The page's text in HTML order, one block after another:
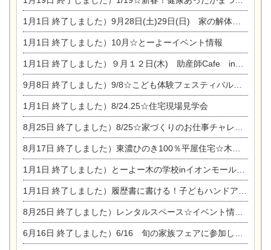
1月1日 終了しました）9月28日(土)29日(日) 家の解体なんでも相談会
1月1日 終了しました）10月☆とーよーイベント情報
1月1日 終了しました）９月１２日(木) 助産師Cafe in東陽住建
9月8日 終了しました）9/8☆こども体験フェスティバル☆一宮市民会館
1月1日 終了しました）8/24.25☆住宅現場見学会
8月25日 終了しました）8/25☆家づくりのお仕事チャレンジ
8月17日 終了しました）東濃ひのき100％平屋住宅☆木の家完成見学会
1月1日 終了しました）とーよー木の学校inイオンモール木曽川
1月1日 終了しました）履歴書に書ける！子どもハンドアロマ講座☆
8月25日 終了しました）レンタルスペース☆イベント情報☆チャイルドアロマセラピスト
6月16日 終了しました）6/16 旬の家族フェアに参加します☆